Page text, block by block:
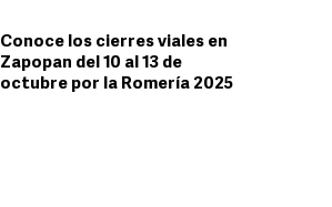
Conoce los cierres viales en
Zapopan del 10 al 13 de
octubre por la Romería 2025